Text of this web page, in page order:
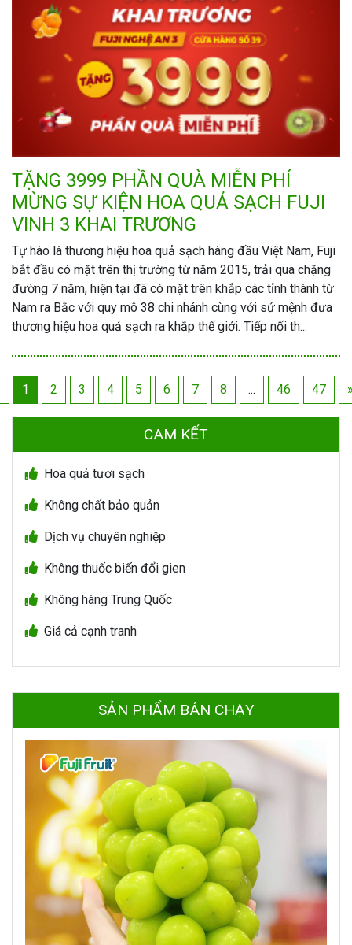
TẶNG 3999 PHẦN QUÀ MIỄN PHÍ
MỪNG SỰ KIỆN HOA QUẢ SẠCH FUJI
VINH 3 KHAI TRƯƠNG
Tự hào là thương hiệu hoa quả sạch hàng đầu Việt Nam, Fuji
bắt đầu có mặt trên thị trường từ năm 2015, trải qua chặng
đường 7 năm, hiện tại đã có mặt trên khắp các tỉnh thành từ
Nam ra Bắc với quy mô 38 chi nhánh cùng với sứ mệnh đưa
thương hiệu hoa quả sạch ra khắp thế giới. Tiếp nối th...
1 2 3 4 5 6 7 8 ... 46 47
CAM KẾT
Hoa quả tươi sạch
Không chất bảo quản
Dịch vụ chuyên nghiệp
Không thuốc biến đổi gien
Không hàng Trung Quốc
Giá cả cạnh tranh
SẢN PHẨM BÁN CHẠY